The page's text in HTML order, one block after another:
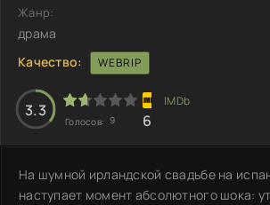
Жанр:
драма
Качество:
WEBRIP
3.3
Голосов: 9 6
На шумной ирландской свадьбе на
наступает момент абсолютного шока: